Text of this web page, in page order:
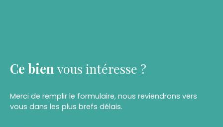
Ce bien vous intéresse ?
Merci de remplir le formulaire, nous reviendrons vers
vous dans les plus brefs délais.